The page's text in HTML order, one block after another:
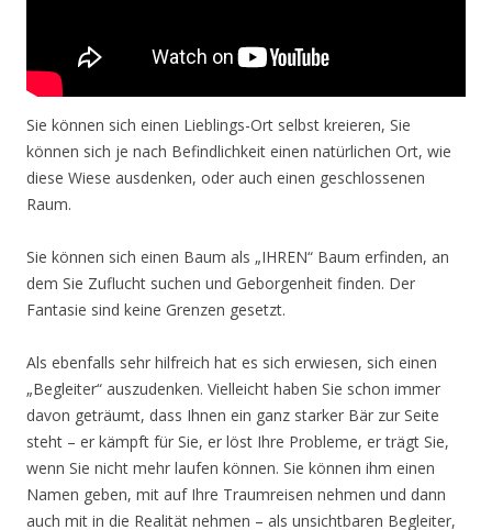
Sie können sich einen Lieblings-Ort selbst kreieren, Sie
können sich je nach Befindlichkeit einen natürlichen Ort, wie
diese Wiese ausdenken, oder auch einen geschlossenen
Raum.
Sie können sich einen Baum als „IHREN“ Baum erfinden, an
dem Sie Zuflucht suchen und Geborgenheit finden. Der
Fantasie sind keine Grenzen gesetzt.
Als ebenfalls sehr hilfreich hat es sich erwiesen, sich einen
„Begleiter“ auszudenken. Vielleicht haben Sie schon immer
davon geträumt, dass Ihnen ein ganz starker Bär zur Seite
steht – er kämpft für Sie, er löst Ihre Probleme, er trägt Sie,
wenn Sie nicht mehr laufen können. Sie können ihm einen
Namen geben, mit auf Ihre Traumreisen nehmen und dann
auch mit in die Realität nehmen – als unsichtbaren Begleiter,